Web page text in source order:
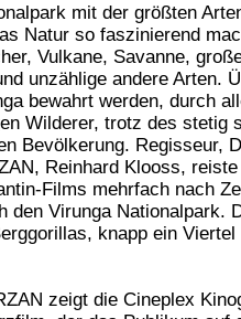
mit der größten
Natur so faszinierend
Vulkane, Savanne,
unzählige andere Arten.
bewahrt werden, durch
Wilderer, trotz des stetig
Bevölkerung. Regisseur,
Reinhard Klooss,
Films mehrfach nach
den Virunga Nationalpark.
knapp ein Viertel
zeigt die Cineplex